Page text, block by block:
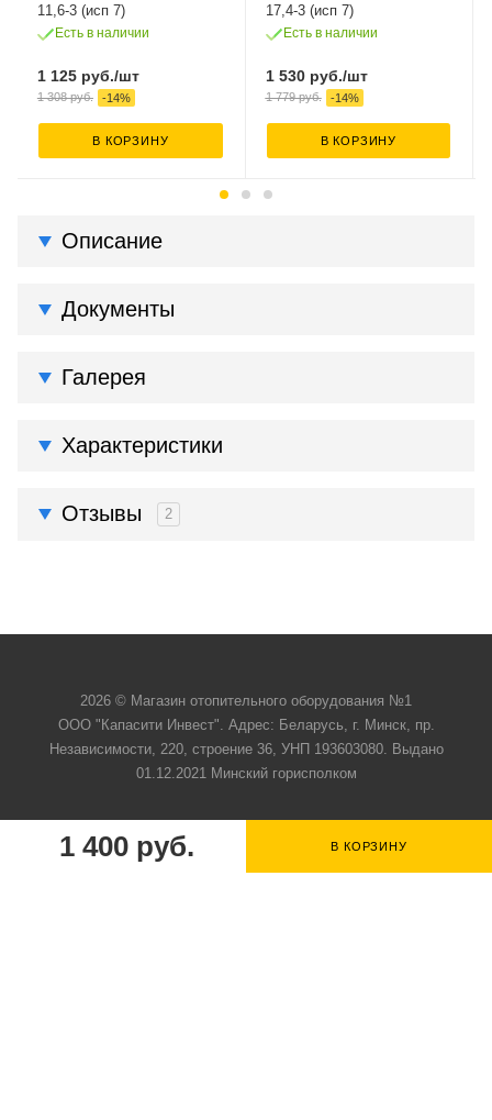
1 400руб. В КОРЗИНУ
11,6-3 (исп 7)
Есть в наличии
1 125руб./шт
1 308руб. -14%
В КОРЗИНУ
17,4-3 (исп 7)
Есть в наличии
1 530руб./шт
1 779руб. -14%
В КОРЗИНУ
Описание
Документы
Галерея
Характеристики
Отзывы 2
2026 © Магазин отопительного оборудования №1
ООО "Капасити Инвест". Адрес: Беларусь, г. Минск, пр.
Независимости, 220, строение 36, УНП 193603080. Выдано
01.12.2021 Минский горисполком
+375 44 549-16-10